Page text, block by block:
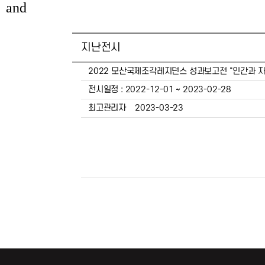
and
지난전시
2022 모산국제조각레지던스 성과보고전 "인간과
전시일정 : 2022-12-01 ~ 2023-02-28
최고관리자
2023-03-23